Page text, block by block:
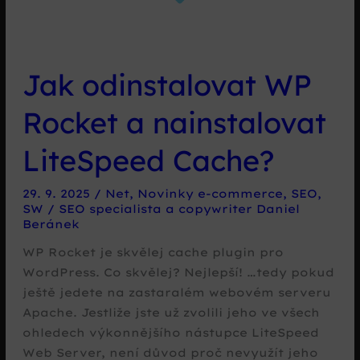
Jak odinstalovat WP
Rocket a nainstalovat
LiteSpeed Cache?
29. 9. 2025 / Net, Novinky e-commerce, SEO,
SW / SEO specialista a copywriter Daniel
Beránek
WP Rocket je skvělej cache plugin pro
WordPress. Co skvělej? Nejlepší! …tedy pokud
ještě jedete na zastaralém webovém serveru
Apache. Jestliže jste už zvolili jeho ve všech
ohledech výkonnějšího nástupce LiteSpeed
Web Server, není důvod proč nevyužít jeho